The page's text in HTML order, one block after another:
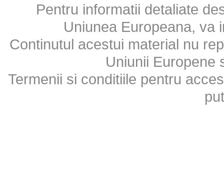
Pentru informatii detaliate
Uniunea Europeana, va
Continutul acestui material nu
Uniunii Europene
Termenii si conditiile pentru